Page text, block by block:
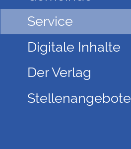
Service
Digitale Inhalte
Der Verlag
Stellenangebote